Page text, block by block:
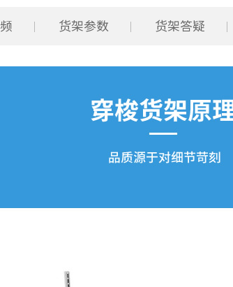
货架参数 货架答疑